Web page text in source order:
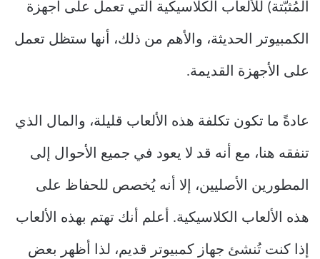
المُثبّتة) للألعاب الكلاسيكية التي تعمل على أجهزة
الكمبيوتر الحديثة، والأهم من ذلك، أنها ستظل تعمل
على الأجهزة القديمة.
عادةً ما تكون تكلفة هذه الألعاب قليلة، والمال الذي
تنفقه هنا، مع أنه قد لا يعود في جميع الأحوال إلى
المطورين الأصليين، إلا أنه يُخصص للحفاظ على
هذه الألعاب الكلاسيكية. أعلم أنك تهتم بهذه الألعاب
إذا كنت تُنشئ جهاز كمبيوتر قديم، لذا أظهر بعض